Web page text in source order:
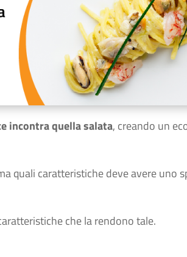
incontra quella salata, creando un
quali caratteristiche deve avere uno
che la rendono tale.